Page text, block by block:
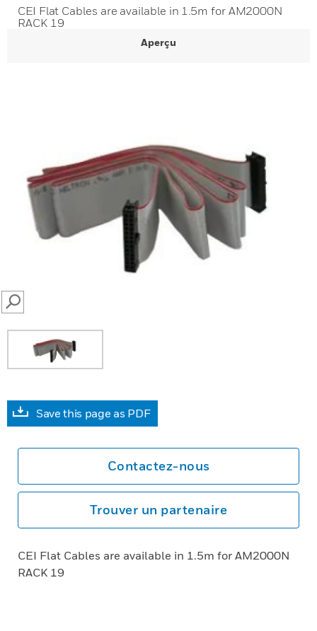
CEI Flat Cables are available in 1.5m for AM2000N
RACK 19
Aperçu
SEARCH
Save this page as PDF
Contactez-nous
Trouver un partenaire
CEI Flat Cables are available in 1.5m for AM2000N
RACK 19